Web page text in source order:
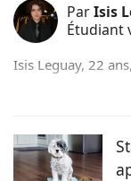
ParIsis
Étudiant
Isis Leguay, 22
l'ENVA (École